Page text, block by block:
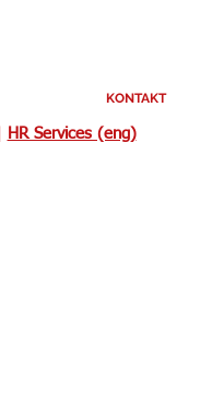
KONTAKT
HR Services (eng)